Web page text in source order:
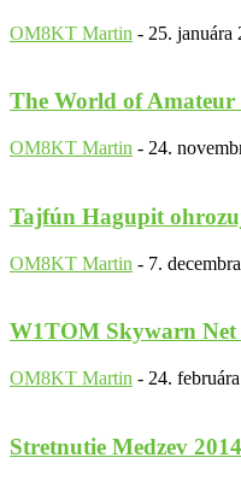
OM8KT Martin - 25. januára
The World of Amateur
OM8KT Martin - 24.
Tajfún Hagupit
OM8KT Martin - 7.
W1TOM Skywarn
OM8KT Martin - 24.
Stretnutie Medzev 2014